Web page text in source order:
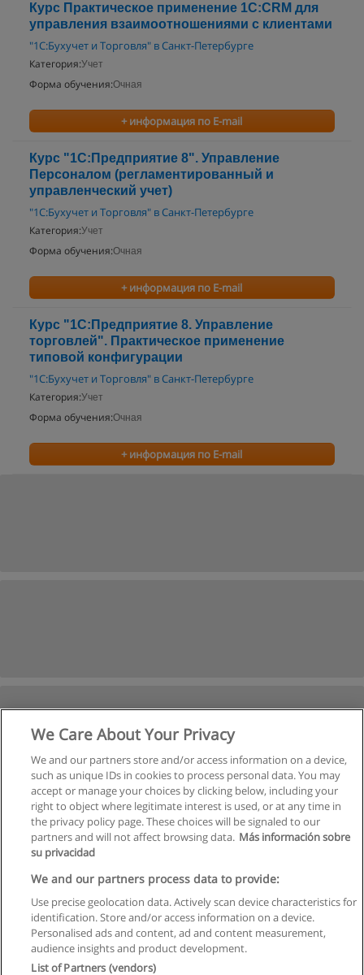
Курс Практическое применение 1С:CRM для
управления взаимоотношениями с клиентами
"1С:Бухучет и Торговля" в Санкт-Петербурге
Категория:Учет
Форма обучения:Очная
+ информация по E-mail
Курс "1С:Предприятие 8". Управление
Персоналом (регламентированный и
управленческий учет)
"1С:Бухучет и Торговля" в Санкт-Петербурге
Категория:Учет
Форма обучения:Очная
+ информация по E-mail
Курс "1С:Предприятие 8. Управление
торговлей". Практическое применение
типовой конфигурации
"1С:Бухучет и Торговля" в Санкт-Петербурге
Категория:Учет
Форма обучения:Очная
+ информация по E-mail
Следующая
из
Правила пользования
Конфиденциальность информации
We Care About Your Privacy
We and our partners store and/or access information on a device,
such as unique IDs in cookies to process personal data. You may
accept or manage your choices by clicking below, including your
right to object where legitimate interest is used, or at any time in
the privacy policy page. These choices will be signaled to our
partners and will not affect browsing data. Más información sobre
su privacidad
We and our partners process data to provide:
Use precise geolocation data. Actively scan device characteristics for
identification. Store and/or access information on a device.
Personalised ads and content, ad and content measurement,
audience insights and product development.
List of Partners (vendors)